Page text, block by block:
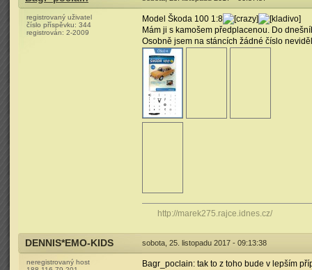
registrovaný uživatel
číslo příspěvku: 344
registrován: 2-2009
Model Škoda 100 1:8
Mám ji s kamošem předplacenou. Do
Osobně jsem na stáncích žádné číslo
http://marek275.rajce.idnes.cz/
DENNIS*EMO-KIDS sobota, 25. listopadu 2017 - 09:13:38
neregistrovaný host
Bagr_poclain: tak to z toho bude v lepším